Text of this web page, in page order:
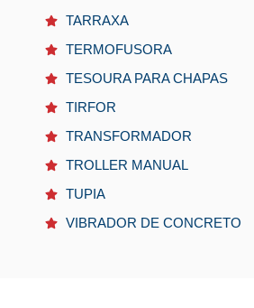
TARRAXA
TERMOFUSORA
TESOURA PARA CHAPAS
TIRFOR
TRANSFORMADOR
TROLLER MANUAL
TUPIA
VIBRADOR DE CONCRETO